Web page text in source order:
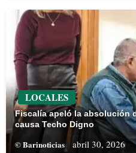
LOCALES
Fiscalía apeló la absolución
causa Techo Digno
© Barinoticias abril 30, 2026